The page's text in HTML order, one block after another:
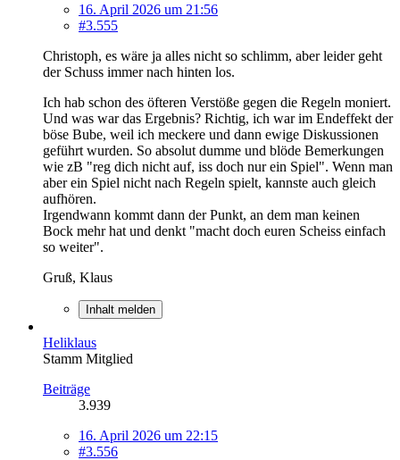
16. April 2026 um 21:56
#3.555
Christoph, es wäre ja alles nicht so schlimm, aber leider geht
der Schuss immer nach hinten los.
Ich hab schon des öfteren Verstöße gegen die Regeln moniert.
Und was war das Ergebnis? Richtig, ich war im Endeffekt der
böse Bube, weil ich meckere und dann ewige Diskussionen
geführt wurden. So absolut dumme und blöde Bemerkungen
wie zB "reg dich nicht auf, iss doch nur ein Spiel". Wenn man
aber ein Spiel nicht nach Regeln spielt, kannste auch gleich
aufhören.
Irgendwann kommt dann der Punkt, an dem man keinen
Bock mehr hat und denkt "macht doch euren Scheiss einfach
so weiter".
Gruß, Klaus
Inhalt melden
Heliklaus
Stamm Mitglied
Beiträge
3.939
16. April 2026 um 22:15
#3.556